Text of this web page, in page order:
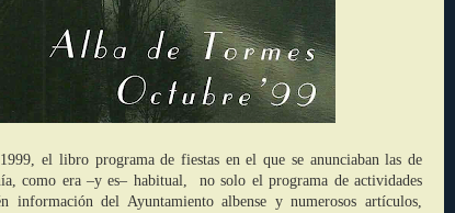
el libro programa de fiestas en el que se anunciaban las de
como era –y es– habitual, no solo el programa de actividades
información del Ayuntamiento albense y numerosos artículos,